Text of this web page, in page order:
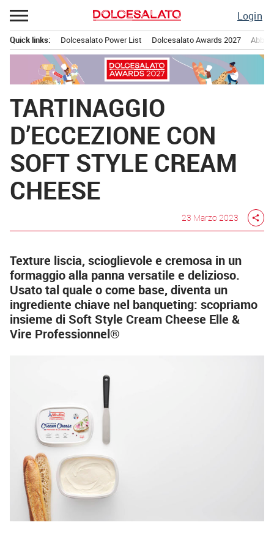
Passa
al
contenuto
Login
principale
Quick links: Dolcesalato Power List Dolcesalato Awards 2027
TARTINAGGIO
D’ECCEZIONE CON
SOFT STYLE CREAM
CHEESE
23 Marzo 2023 share
Texture liscia, scioglievole e cremosa in un
formaggio alla panna versatile e delizioso.
Usato tal quale o come base, diventa un
ingrediente chiave nel banqueting: scopriamo
insieme di Soft Style Cream Cheese Elle &
Vire Professionnel®